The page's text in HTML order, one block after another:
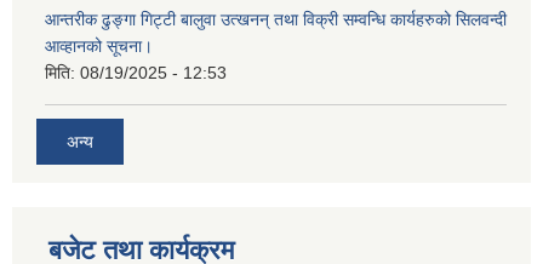
आन्तरीक ढुङ्गा गिट्टी बालुवा उत्खनन् तथा विक्री सम्वन्धि कार्यहरुको सिलवन्दी
आव्हानको सूचना।
मिति: 08/19/2025 - 12:53
अन्य
बजेट तथा कार्यक्रम